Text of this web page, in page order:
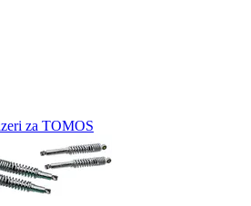
za TOMOS